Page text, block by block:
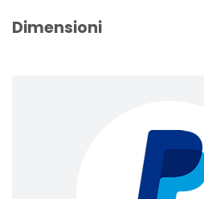
Dimensioni